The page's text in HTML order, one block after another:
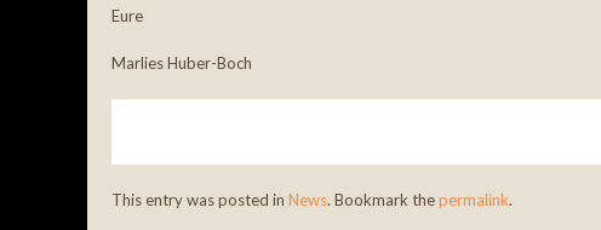
Eure
Marlies Huber-Boch
This entry was posted in News. Bookmark thepermalink.